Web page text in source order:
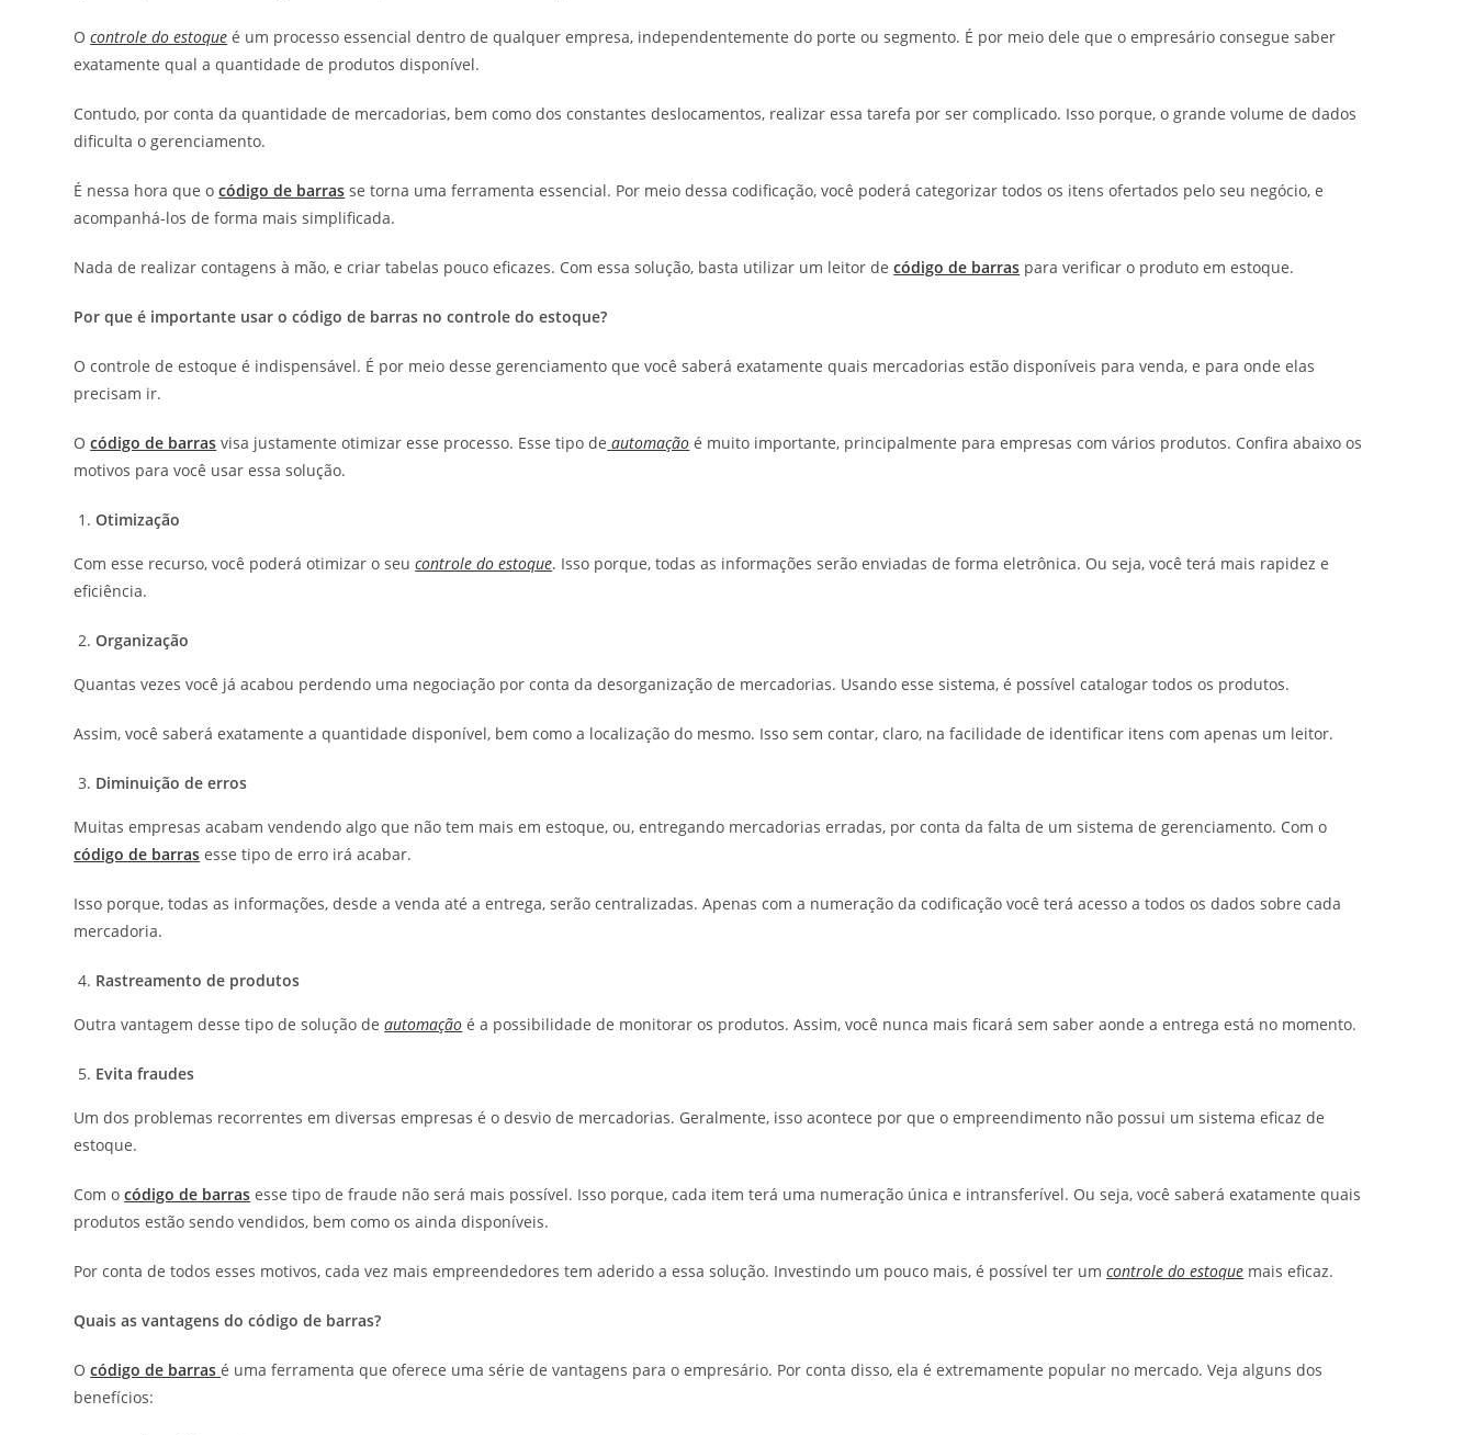
Ocontrole do estoque é um processo essencial dentro de qualquer empresa, independentemente do porte ou segmento. É por meio dele que o empresário consegue saber
exatamente qual a quantidade de produtos disponível.
Contudo, por conta da quantidade de mercadorias, bem como dos constantes deslocamentos, realizar essa tarefa por ser complicado. Isso porque, o grande volume de dados
dificulta o gerenciamento.
É nessa hora que ocódigo de barras se torna uma ferramenta essencial. Por meio dessa codificação, você poderá categorizar todos os itens ofertados pelo seu negócio, e
acompanhá-los de forma mais simplificada.
Nada de realizar contagens à mão, e criar tabelas pouco eficazes. Com essa solução, basta utilizar um leitor decódigo de barras para verificar o produto em estoque.
Por que é importante usar o código de barras no controle do estoque?
O controle de estoque é indispensável. É por meio desse gerenciamento que você saberá exatamente quais mercadorias estão disponíveis para venda, e para onde elas
precisam ir.
Ocódigo de barras visa justamente otimizar esse processo. Esse tipo de automação é muito importante, principalmente para empresas com vários produtos. Confira abaixo os
motivos para você usar essa solução.
Otimização
Com esse recurso, você poderá otimizar o seucontrole do estoque. Isso porque, todas as informações serão enviadas de forma eletrônica. Ou seja, você terá mais rapidez e
eficiência.
Organização
Quantas vezes você já acabou perdendo uma negociação por conta da desorganização de mercadorias. Usando esse sistema, é possível catalogar todos os produtos.
Assim, você saberá exatamente a quantidade disponível, bem como a localização do mesmo. Isso sem contar, claro, na facilidade de identificar itens com apenas um leitor.
Diminuição de erros
Muitas empresas acabam vendendo algo que não tem mais em estoque, ou, entregando mercadorias erradas, por conta da falta de um sistema de gerenciamento. Com o
código de barras esse tipo de erro irá acabar.
Isso porque, todas as informações, desde a venda até a entrega, serão centralizadas. Apenas com a numeração da codificação você terá acesso a todos os dados sobre cada
mercadoria.
Rastreamento de produtos
Outra vantagem desse tipo de solução deautomação é a possibilidade de monitorar os produtos. Assim, você nunca mais ficará sem saber aonde a entrega está no momento.
Evita fraudes
Um dos problemas recorrentes em diversas empresas é o desvio de mercadorias. Geralmente, isso acontece por que o empreendimento não possui um sistema eficaz de
estoque.
Com ocódigo de barras esse tipo de fraude não será mais possível. Isso porque, cada item terá uma numeração única e intransferível. Ou seja, você saberá exatamente quais
produtos estão sendo vendidos, bem como os ainda disponíveis.
Por conta de todos esses motivos, cada vez mais empreendedores tem aderido a essa solução. Investindo um pouco mais, é possível ter umcontrole do estoque mais eficaz.
Quais as vantagens do código de barras?
Ocódigo de barras é uma ferramenta que oferece uma série de vantagens para o empresário. Por conta disso, ela é extremamente popular no mercado. Veja alguns dos
benefícios: